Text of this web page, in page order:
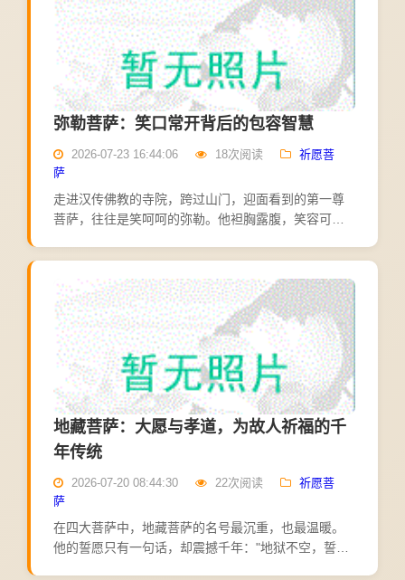
弥勒菩萨：笑口常开背后的包容智慧
2026-07-23 16:44:06 18次阅读
祈愿菩
萨
走进汉传佛教的寺院，跨过山门，迎面看到的第一尊
菩萨，往往是笑呵呵的弥勒。他袒胸露腹，笑容可
事，就是拜一拜弥勒，求一份欢喜与顺心。弥勒是梵
语音译，意为"慈氏...
地藏菩萨：大愿与孝道，为故人祈福的千
年传统
2026-07-20 08:44:30 22次阅读
祈愿菩
萨
在四大菩萨中，地藏菩萨的名号最沉重，也最温暖。
他的誓愿只有一句话，却震撼千年："地狱不空，誓不